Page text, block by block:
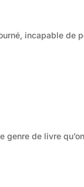
incapable de
de livre